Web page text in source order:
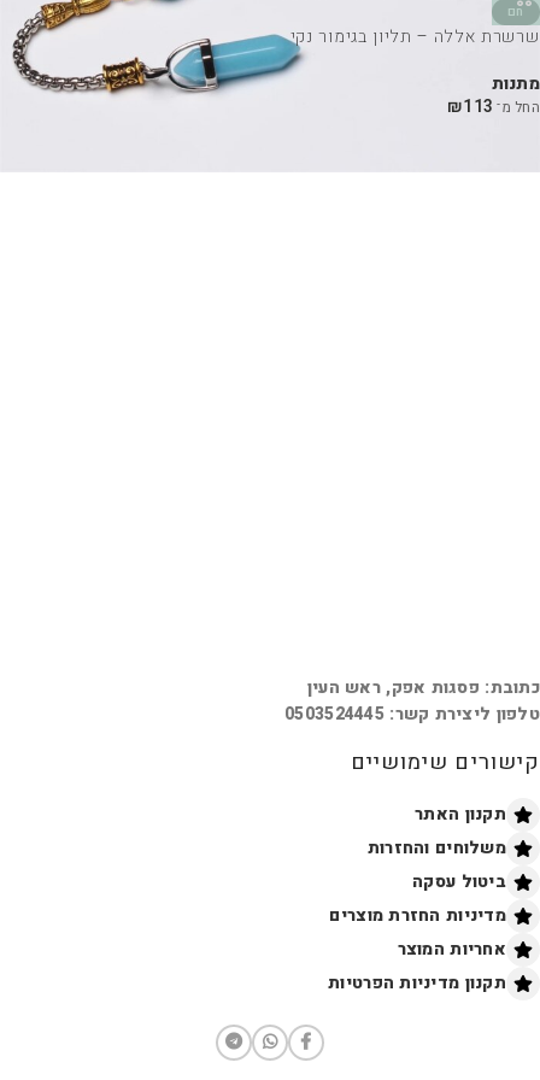
חם
שרשרת אללה – תליון בגימור נקי
מתנות
החל מ־ ₪113
כתובת: פסגות אפק, ראש העין
טלפון ליצירת קשר: 0503524445
קישורים שימושיים
תקנון האתר
משלוחים והחזרות
ביטול עסקה
מדיניות החזרת מוצרים
אחריות המוצר
תקנון מדיניות הפרטיות